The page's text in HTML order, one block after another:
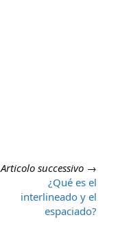
Articolo successivo →
¿Qué es el
interlineado y el
espaciado?